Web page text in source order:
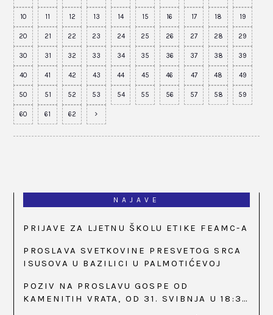
10 11 12 13 14 15 16 17 18 19
20 21 22 23 24 25 26 27 28 29
30 31 32 33 34 35 36 37 38 39
40 41 42 43 44 45 46 47 48 49
50 51 52 53 54 55 56 57 58 59
60 61 62
NAJAVE
PRIJAVE ZA LJETNU ŠKOLU ETIKE FEAMC-A
PROSLAVA SVETKOVINE PRESVETOG SRCA
ISUSOVA U BAZILICI U PALMOTIĆEVOJ
POZIV NA PROSLAVU GOSPE OD
KAMENITIH VRATA, OD 31. SVIBNJA U 18:30